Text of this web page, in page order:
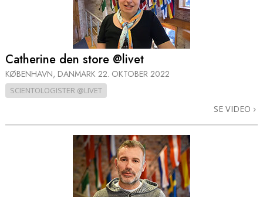
Catherine den store @livet
KØBENHAVN, DANMARK 22. OKTOBER 2022
SCIENTOLOGISTER @LIVET
SE VIDEO